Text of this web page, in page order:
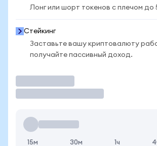
Лонг или шорт токенов с плечом до
Стейкинг
Заставьте вашу криптовалюту
получайте пассивный доход.
15м 30м 1ч